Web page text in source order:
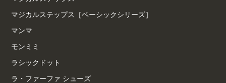
マジカルステップス［ベーシックシリーズ］
マンマ
モンミミ
ラシックドット
ラ・ファーファ シューズ